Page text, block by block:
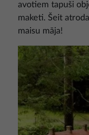
avotiem tapuši
maketi. Šeit
maisu māja!
Attēls